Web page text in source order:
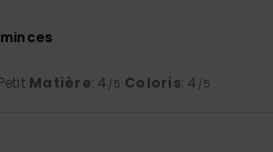
Matière: 4 /5 Coloris: 4 /5